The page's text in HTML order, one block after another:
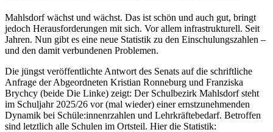
Mahlsdorf wächst und wächst. Das ist schön und auch gut, bringt
jedoch Herausforderungen mit sich. Vor allem infrastrukturell. Seit
Jahren. Nun gibt es eine neue Statistik zu den Einschulungszahlen –
und den damit verbundenen Problemen.
Die jüngst veröffentlichte Antwort des Senats auf die schriftliche
Anfrage der Abgeordneten Kristian Ronneburg und Franziska
Brychcy (beide Die Linke) zeigt: Der Schulbezirk Mahlsdorf steht
im Schuljahr 2025/26 vor (mal wieder) einer ernstzunehmenden
Dynamik bei Schüle:innenrzahlen und Lehrkräftebedarf. Betroffen
sind letztlich alle Schulen im Ortsteil. Hier die Statistik: